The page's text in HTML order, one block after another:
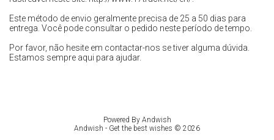
Este método de envio geralmente precisa de 25 a 50 dias para
entrega. Você pode consultar o pedido neste período de tempo.
Por favor, não hesite em contactar-nos se tiver alguma dúvida.
Estamos sempre aqui para ajudar.
Powered By Andwish
Andwish - Get the best wishes © 2026